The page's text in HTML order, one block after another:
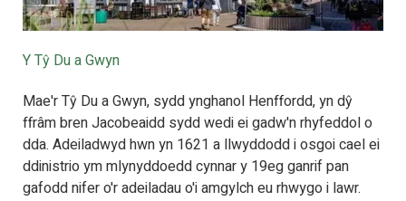
Y Tŷ Du a Gwyn
Mae'r Tŷ Du a Gwyn, sydd ynghanol Henffordd, yn dŷ
ffrâm bren Jacobeaidd sydd wedi ei gadw'n rhyfeddol o
dda. Adeiladwyd hwn yn 1621 a llwyddodd i osgoi cael ei
ddinistrio ym mlynyddoedd cynnar y 19eg ganrif pan
gafodd nifer o'r adeiladau o'i amgylch eu rhwygo i lawr.